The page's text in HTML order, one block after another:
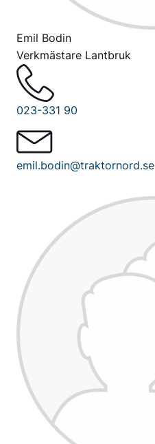
Emil Bodin
Verkmästare Lantbruk
023-331 90
emil.bodin@traktornord.se